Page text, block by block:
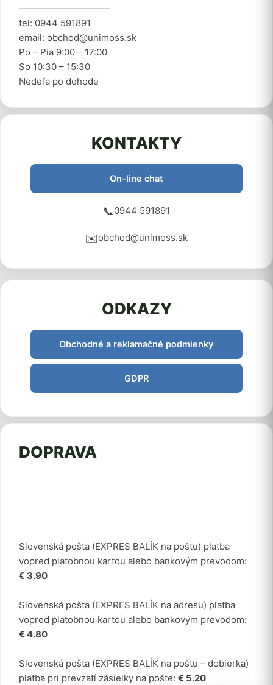
——————————
tel: 0944 591891
email: obchod@unimoss.sk
Po – Pia 9:00 – 17:00
So 10:30 – 15:30
Nedeľa po dohode
KONTAKTY
On-line chat
📞0944 591891
✉️obchod@unimoss.sk
ODKAZY
Obchodné a reklamačné podmienky
GDPR
DOPRAVA
Slovenská pošta (EXPRES BALÍK na poštu) platba
vopred platobnou kartou alebo bankovým prevodom:
€ 3.90
Slovenská pošta (EXPRES BALÍK na adresu) platba
vopred platobnou kartou alebo bankovým prevodom:
€ 4.80
Slovenská pošta (EXPRES BALÍK na poštu – dobierka)
platba pri prevzatí zásielky na pošte: € 5.20